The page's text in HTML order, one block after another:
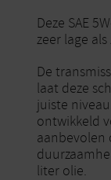
Deze SAE
zeer lage
De
laat deze
juiste
ontwikkeld
aanbevolen
liter olie.